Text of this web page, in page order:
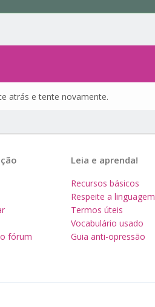
atrás e tente novamente.
Leia e aprenda!
Recursos básicos
Respeite a linguagem
Termos úteis
Vocabulário usado
Guia anti-opressão
fórum